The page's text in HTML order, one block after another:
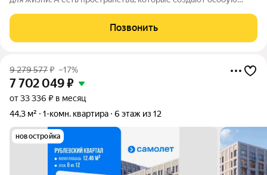
комнатная квартира площадью 71,9 кв.м. Здесь каждый
элемент интерьера продуман до
Позвонить
9 279 577₽ –17%
7 702 049₽
от 33 336 ₽ в месяц
44,3 м²
1-комн. квартира 6 этаж из 12
новостройка